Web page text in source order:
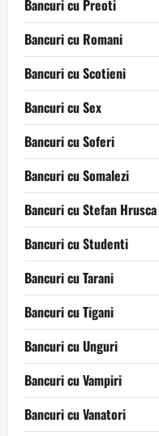
Bancuri cu Preoti
Bancuri cu Romani
Bancuri cu Scotieni
Bancuri cu Sex
Bancuri cu Soferi
Bancuri cu Somalezi
Bancuri cu Stefan Hrusca
Bancuri cu Studenti
Bancuri cu Tarani
Bancuri cu Tigani
Bancuri cu Unguri
Bancuri cu Vampiri
Bancuri cu Vanatori